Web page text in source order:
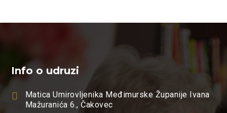
Info o udruzi

Matica Umirovljenika Međimurske Županije Ivana
Mažuranića 6., Čakovec